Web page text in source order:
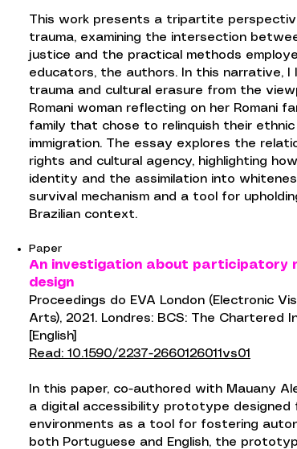
This work presents a tripartite
trauma, examining the intersection
justice and the practical methods
educators, the authors. In this narrative, I
trauma and cultural erasure from the
Romani woman reflecting on her Romani
family that chose to relinquish their
immigration. The essay explores the
rights and cultural agency, highlighting
identity and the assimilation into
survival mechanism and a tool for
Brazilian context.
Paper
An investigation about participatory
design
Proceedings do EVA London (Electronic
Arts), 2021. Londres: BCS: The Chartered
[English]
Read: 10.1590/2237-2660126011vs01
In this paper, co-authored with Mauany
a digital accessibility prototype designed
environments as a tool for fostering
both Portuguese and English, the